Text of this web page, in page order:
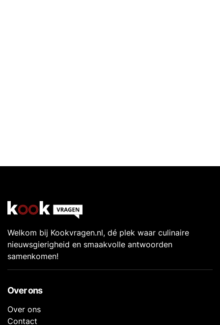
Welkom bij Kookvragen.nl, dé plek waar culinaire
nieuwsgierigheid en smaakvolle antwoorden
samenkomen!
Over ons
Over ons
Contact